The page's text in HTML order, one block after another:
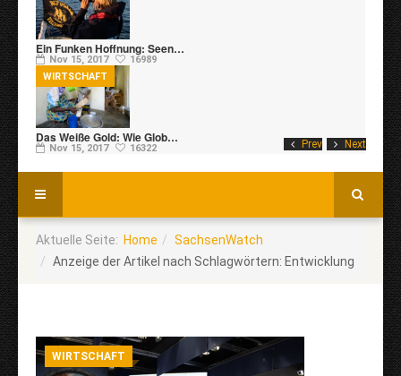
Prev Next
Ein Funken Hoffnung: Seen…
Nov 15, 2017 16989
Das Weiße Gold: Wie Glob…
Nov 15, 2017 16322
WIRTSCHAFT
Aktuelle Seite: Home
SachsenWatch
Anzeige der Artikel nach Schlagwörtern: Entwicklung
WIRTSCHAFT